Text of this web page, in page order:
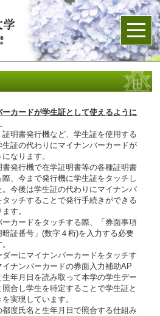
ーカードが学生証として使えるように
証明書発行機など、学生証を使用する
生証の代わりにマイナンバーカードが
なります。
書発行機で在学証明書等の各種証明書
際、今まで発行機に学生証をタッチし
。今後は学生証の代わりにマイナンバ
タッチすることで発行手続きができる
す。
ーカードをタッチする際、「券面事項
暗証番号」(数字４桁)を入力する必要
ダーにマイナンバーカードをタッチす
イナンバーカードの券面入力補助AP
生年月日を読み取って本学の学生デー
照合し学生を特定することで学生証と
実現しています。
都度氏名と生年月日で照合する仕組み